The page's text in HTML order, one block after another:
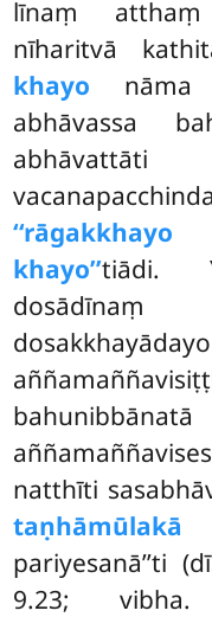
līnaṃ
nīharitvā
khayo nāma
abhāvassa
khayo’’tiādi.
natthīti
taṇhāmūlakā
pariyesanā’’ti
9.23;